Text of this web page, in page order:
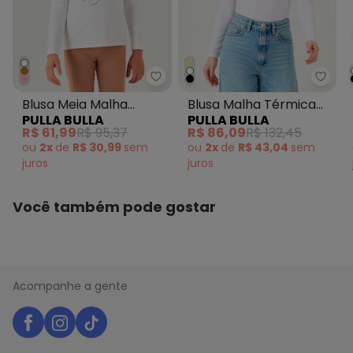
agosto/2026
julho/2026
junho/2026 N/D*
maio/2026 N/D*
abril/2026 N/D*
março/2026
fevereiro/2026 R$ 51,22
Pulla Bulla - Blusa Meia Malha
Blusa Meia Malha
Branco
PULLA BULLA
R$ 61,99R$ 95,37
ou 2x de R$ 30,99 sem
juros
Blusa Malha Térmica
Branco
PULLA BULLA
R$ 86,09R$ 132,45
ou 2x de R$ 43,04 sem
juros
Você também pode gostar
Acompanhe a gente